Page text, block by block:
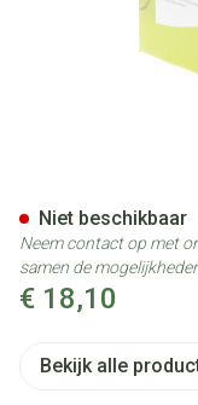
€ 18,10
Niet beschikbaar
Neem contact op met
samen de
Bekijk alle